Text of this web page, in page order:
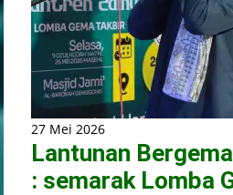
27 Mei 2026
Lantunan
: semarak Lomba